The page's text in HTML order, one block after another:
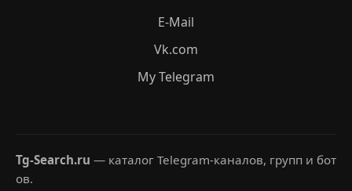
E-Mail
Vk.com
My Telegram
Tg-Search.ru — каталог Telegram-каналов, групп и бот
ов.